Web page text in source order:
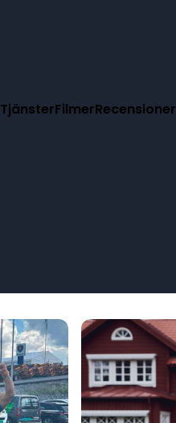
TjänsterFilmerRecensioner